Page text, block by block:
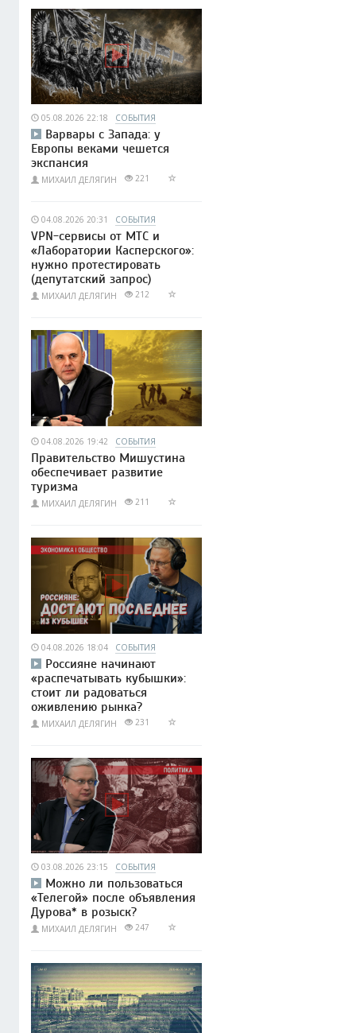
05.08.2026 22:18 СОБЫТИЯ
Варвары с Запада: у
Европы веками чешется
экспансия
МИХАИЛ ДЕЛЯГИН 221
04.08.2026 20:31 СОБЫТИЯ
VPN-сервисы от МТС и
«Лаборатории Касперского»:
нужно протестировать
(депутатский запрос)
МИХАИЛ ДЕЛЯГИН 212
04.08.2026 19:42 СОБЫТИЯ
Правительство Мишустина
обеспечивает развитие
туризма
МИХАИЛ ДЕЛЯГИН 211
04.08.2026 18:04 СОБЫТИЯ
Россияне начинают
«распечатывать кубышки»:
стоит ли радоваться
оживлению рынка?
МИХАИЛ ДЕЛЯГИН 231
03.08.2026 23:15 СОБЫТИЯ
Можно ли пользоваться
«Телегой» после объявления
Дурова* в розыск?
МИХАИЛ ДЕЛЯГИН 247